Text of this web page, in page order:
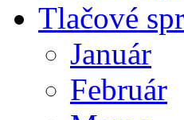
Tlačové
Január
Február